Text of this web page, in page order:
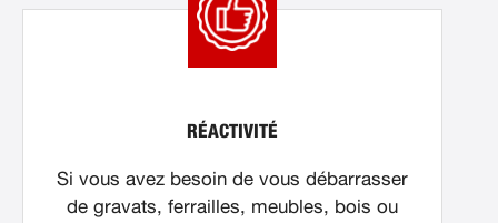
RÉACTIVITÉ
Si vous avez besoin de vous débarrasser
de gravats, ferrailles, meubles, bois ou